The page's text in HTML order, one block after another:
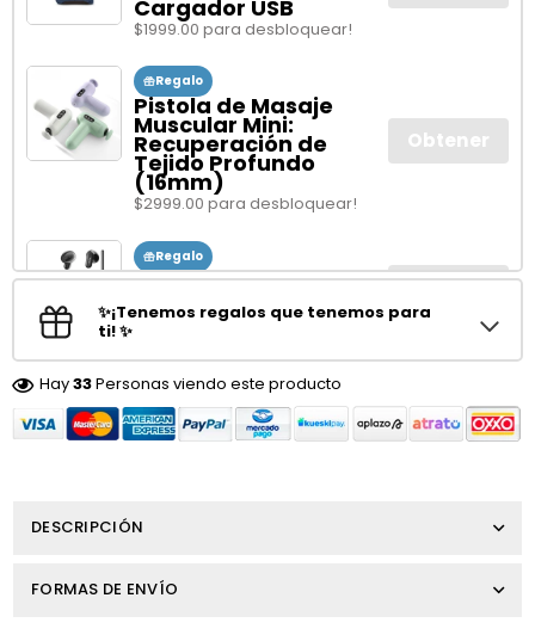
Cargador USB
$1999.00 para desbloquear!
Regalo
Pistola de Masaje
Muscular Mini:
Recuperación de
Tejido Profundo
(16mm)
$2999.00 para desbloquear!
Obtener
Regalo
Audífonos HTC NE20
In-ear Inalámbricos
$3999.00 para desbloquear!
Obtener
✨¡Tenemos regalos que tenemos para
ti! ✨
Hay33Personas viendo este producto
DESCRIPCIÓN
FORMAS DE ENVÍO